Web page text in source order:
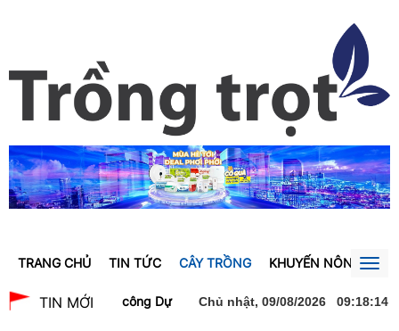
TRANG CHỦ TIN TỨC CÂY TRỒNG KHUYẾN NÔNG
TIN MỚI
Trà dự lễ khởi công Dự án xây dựng Trường Trung học phổ thông
Chủ nhật, 09/08/2026 09:18:15